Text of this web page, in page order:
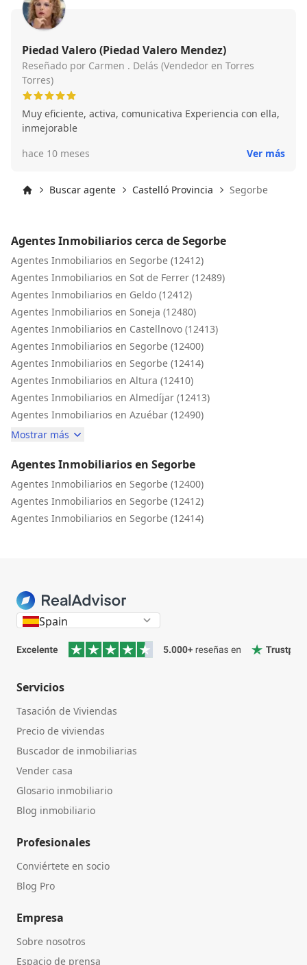
los profesionales que te gusta mantener el contacto. Si
me volviera a comprar otra casa, le preguntaría a ella.
Piedad Valero (Piedad Valero Mendez)
Reseñado por Carmen . Delás (Vendedor en Torres
Torres)
Muy eficiente, activa, comunicativa Experiencia con ella,
inmejorable
hace 10 meses
Ver más
Buscar agente Castelló Provincia Segorbe
Agentes Inmobiliarios cerca de Segorbe
Agentes Inmobiliarios en Segorbe (12412)
Agentes Inmobiliarios en Sot de Ferrer (12489)
Agentes Inmobiliarios en Geldo (12412)
Agentes Inmobiliarios en Soneja (12480)
Agentes Inmobiliarios en Castellnovo (12413)
Agentes Inmobiliarios en Segorbe (12400)
Agentes Inmobiliarios en Segorbe (12414)
Agentes Inmobiliarios en Altura (12410)
Agentes Inmobiliarios en Almedíjar (12413)
Agentes Inmobiliarios en Azuébar (12490)
Mostrar más
Agentes Inmobiliarios en Segorbe
Agentes Inmobiliarios en Segorbe (12400)
Agentes Inmobiliarios en Segorbe (12412)
Agentes Inmobiliarios en Segorbe (12414)
Spain
Servicios
Tasación de Viviendas
Precio de viviendas
Buscador de inmobiliarias
Vender casa
Glosario inmobiliario
Blog inmobiliario
Profesionales
Conviértete en socio
Blog Pro
Empresa
Sobre nosotros
Espacio de prensa